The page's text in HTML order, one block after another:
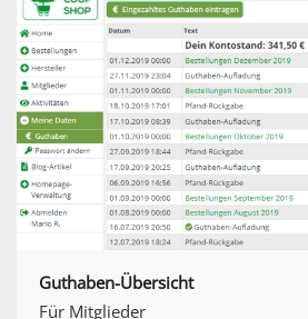
Guthaben-Übersicht
Für Mitglieder